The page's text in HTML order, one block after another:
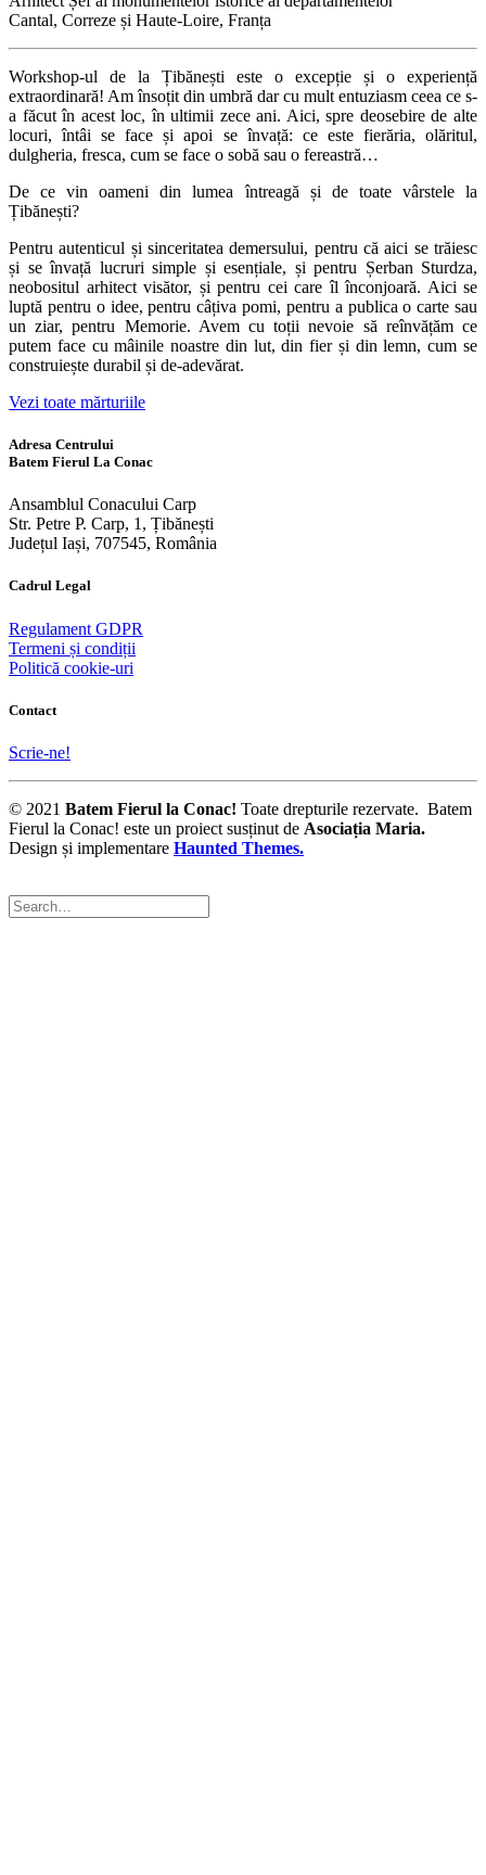
Cantal, Correze și Haute-Loire, Franța
Workshop-ul de la Țibănești este o excepție și o experiență
extraordinară! Am însoțit din umbră dar cu mult entuziasm ceea ce s-
a făcut în acest loc, în ultimii zece ani. Aici, spre deosebire de alte
locuri, întâi se face și apoi se învață: ce este fierăria, olăritul,
dulgheria, fresca, cum se face o sobă sau o fereastră…
De ce vin oameni din lumea întreagă și de toate vârstele la
Țibănești?
Pentru autenticul și sinceritatea demersului, pentru că aici se trăiesc
și se învață lucruri simple și esențiale, și pentru Șerban Sturdza,
neobositul arhitect visător, și pentru cei care îl înconjoară. Aici se
luptă pentru o idee, pentru câțiva pomi, pentru a publica o carte sau
un ziar, pentru Memorie. Avem cu toții nevoie să reînvățăm ce
putem face cu mâinile noastre din lut, din fier și din lemn, cum se
construiește durabil și de-adevărat.
Vezi toate mărturiile
Adresa Centrului
Batem Fierul La Conac
Ansamblul Conacului Carp
Str. Petre P. Carp, 1, Țibănești
Județul Iași, 707545, România
Cadrul Legal
Regulament GDPR
Termeni și condiții
Politică cookie-uri
Contact
Scrie-ne!
© 2021 Batem Fierul la Conac! Toate drepturile rezervate. Batem
Fierul la Conac! este un proiect susținut de Asociația Maria.
Design și implementare Haunted Themes.